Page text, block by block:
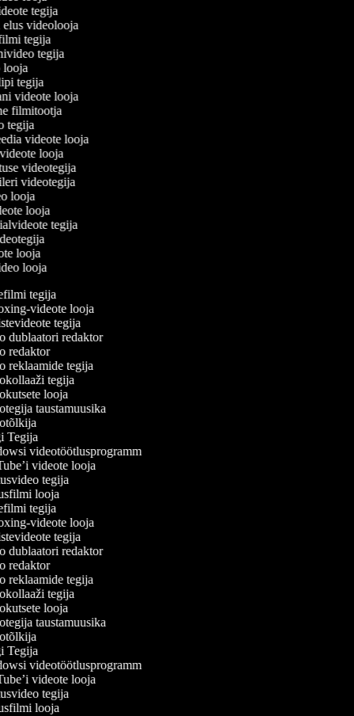
tegija
elus videolooja
tegija
tegija
looja
tegija
videote looja
filmitootja
tegija
videote looja
looja
videotegija
videotegija
looja
looja
tegija
looja
looja
tegija
videote looja
tegija
dublaatori redaktor
redaktor
reklaamide tegija
tegija
looja
taustamuusika
videotöötlusprogramm
videote looja
tegija
looja
tegija
videote looja
tegija
dublaatori redaktor
redaktor
reklaamide tegija
tegija
looja
taustamuusika
videotöötlusprogramm
videote looja
tegija
looja